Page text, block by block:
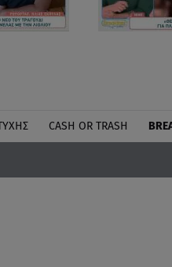
CASH OR TRASH